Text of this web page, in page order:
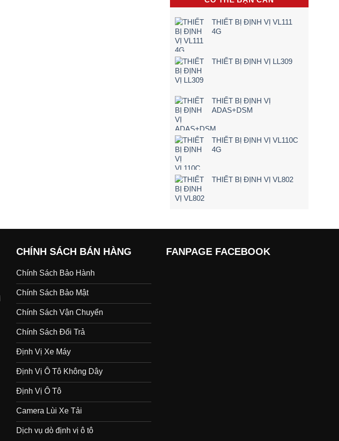
Trình
Bước)
Điện,
Máy
Điện
Rẻ
–
hộp
đen
cảnh
xe
THIẾT BỊ ĐỊNH VỊ VL111
4G
THIẾT BỊ ĐỊNH VỊ LL309
THIẾT BỊ ĐỊNH VỊ
ADAS+DSM
THIẾT BỊ ĐỊNH VỊ VL110C
4G
THIẾT BỊ ĐỊNH VỊ VL802
CHÍNH SÁCH BÁN HÀNG
Chính Sách Bảo Hành
Chính Sách Bảo Mật
Chính Sách Vận Chuyển
Chính Sách Đổi Trả
Định Vị Xe Máy
Định Vị Ô Tô Không Dây
Định Vị Ô Tô
Camera Lùi Xe Tải
Dịch vụ dò định vị ô tô
FANPAGE FACEBOOK